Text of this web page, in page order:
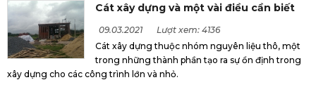
Cát xây dựng và một vài điều cần biết
09.03.2021
Lượt xem: 4136
Cát xây dựng thuộc nhóm nguyên liệu thô, một
trong những thành phần tạo ra sự ổn định trong
xây dựng cho các công trình lớn và nhỏ.